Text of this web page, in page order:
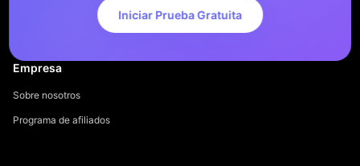
Iniciar Prueba Gratuita
Empresa
Sobre nosotros
Programa de afiliados